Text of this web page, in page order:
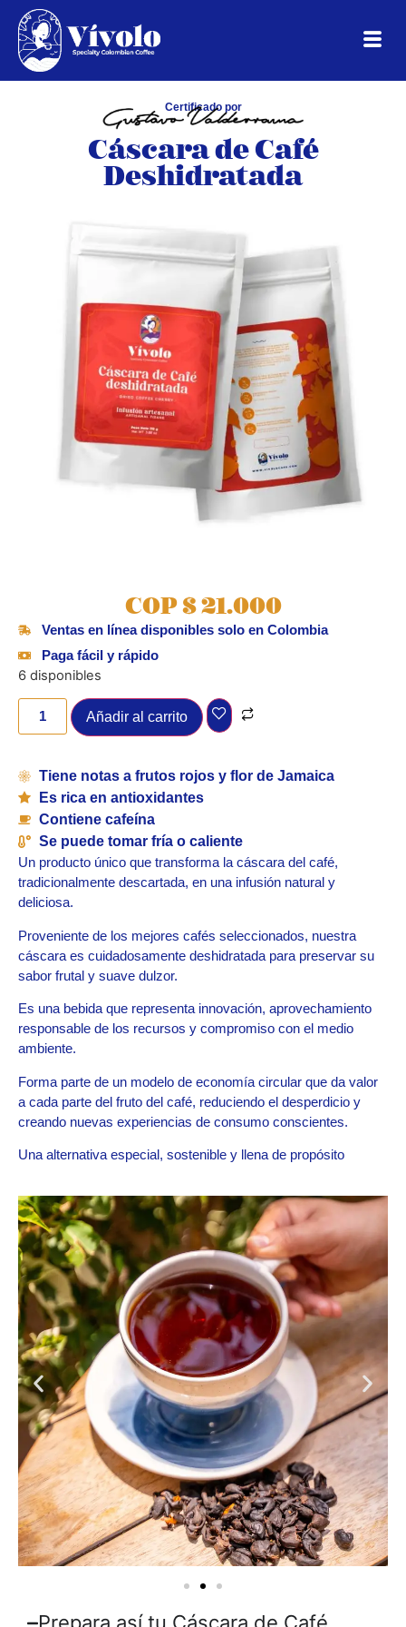
Certificado por
Cáscara de Café
Deshidratada
COP $21.000
Ventas en línea disponibles solo en Colombia
Paga fácil y rápido
6 disponibles
Añadir al carrito
Tiene notas a frutos rojos y flor de Jamaica
Es rica en antioxidantes
Contiene cafeína
Se puede tomar fría o caliente
Un producto único que transforma la cáscara del café,
tradicionalmente descartada, en una infusión natural y
deliciosa.
Proveniente de los mejores cafés seleccionados, nuestra
cáscara es cuidadosamente deshidratada para preservar su
sabor frutal y suave dulzor.
Es una bebida que representa innovación, aprovechamiento
responsable de los recursos y compromiso con el medio
ambiente.
Forma parte de un modelo de economía circular que da valor
a cada parte del fruto del café, reduciendo el desperdicio y
creando nuevas experiencias de consumo conscientes.
Una alternativa especial, sostenible y llena de propósito